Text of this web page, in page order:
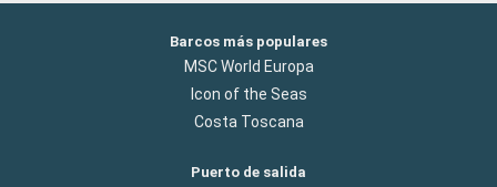
Barcos más populares
MSC World Europa
Icon of the Seas
Costa Toscana
Puerto de salida